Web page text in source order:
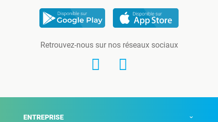
Retrouvez-nous sur nos réseaux sociaux
ENTREPRISE